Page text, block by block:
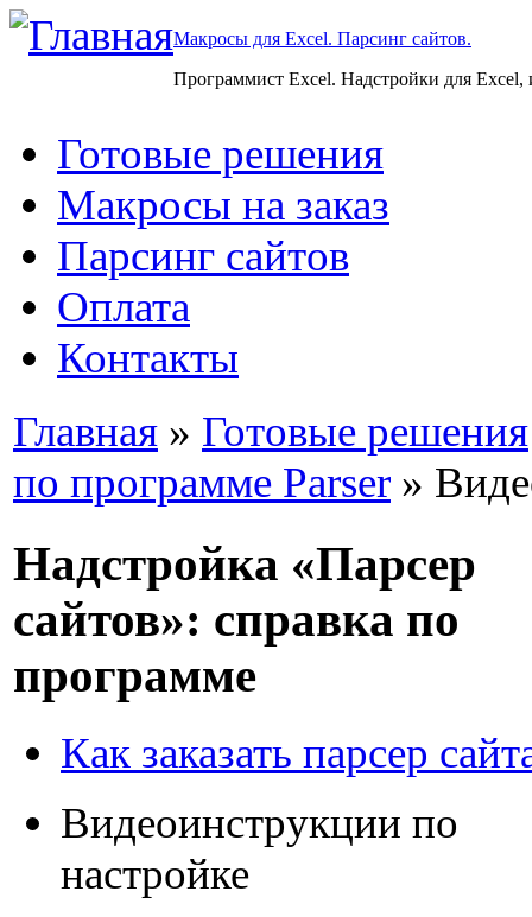
Макросы для Excel. Парсинг сайтов.
Программист Excel. Надстройки для Excel,
Готовые решения
Макросы на заказ
Парсинг сайтов
Оплата
Контакты
Главная » Готовые решения
по программе Parser »
Надстройка «Парсер
сайтов»: справка по
программе
Как заказать парсер
Видеоинструкции по
настройке